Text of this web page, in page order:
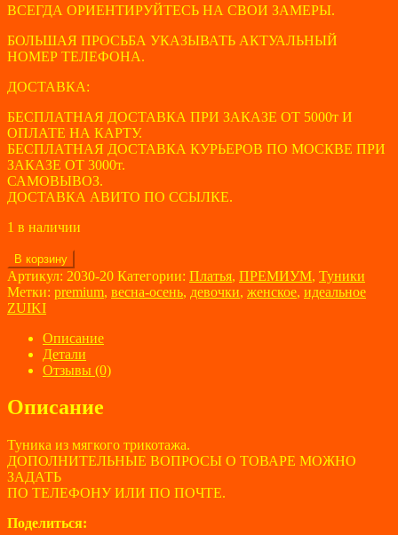
ВСЕГДА ОРИЕНТИРУЙТЕСЬ НА СВОИ ЗАМЕРЫ.
БОЛЬШАЯ ПРОСЬБА УКАЗЫВАТЬ АКТУАЛЬНЫЙ
НОМЕР ТЕЛЕФОНА.
ДОСТАВКА:
БЕСПЛАТНАЯ ДОСТАВКА ПРИ ЗАКАЗЕ ОТ 5000т И
ОПЛАТЕ НА КАРТУ.
БЕСПЛАТНАЯ ДОСТАВКА КУРЬЕРОВ ПО МОСКВЕ ПРИ
ЗАКАЗЕ ОТ 3000т.
САМОВЫВОЗ.
ДОСТАВКА АВИТО ПО ССЫЛКЕ.
1 в наличии
Количество
товара
Туника
женская
размер
В корзину
Артикул: 2030-20 Категории: Платья, ПРЕМИУМ, Туники
Метки: premium, весна-осень, девочки, женское, идеальное
ZUIKI
Описание
Детали
Отзывы (0)
Описание
Туника из мягкого трикотажа.
ДОПОЛНИТЕЛЬНЫЕ ВОПРОСЫ О ТОВАРЕ МОЖНО
ЗАДАТЬ
ПО ТЕЛЕФОНУ ИЛИ ПО ПОЧТЕ.
Поделиться: